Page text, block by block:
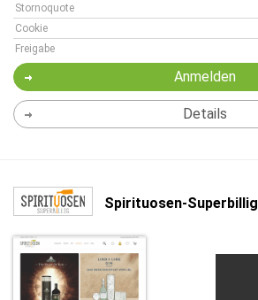
Stornoquote
Cookie
Freigabe
Anmelden
Details
Spirituosen-Superbillig